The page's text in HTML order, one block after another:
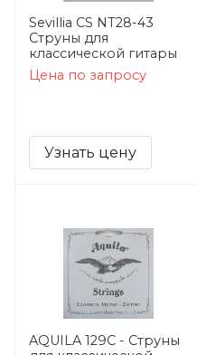
Sevillia CS NT28-43
Струны для
класcической гитары
Цена по запросу
Узнать цену
AQUILA 129C - Струны